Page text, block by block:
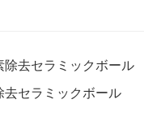
除去セラミックボール
去セラミックボール